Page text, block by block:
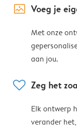
image_placeholder Voeg je
Met onze
aan jou.
heart Zeg het
Elk ontwerp
verander